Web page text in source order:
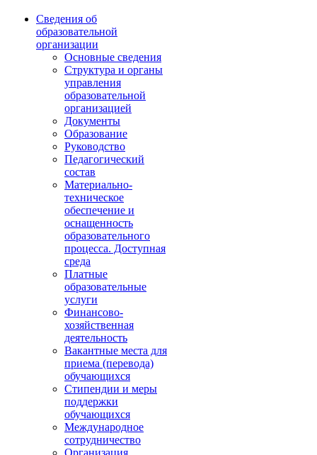
Сведения об
образовательной
организации
Основные сведения
Структура и органы
управления
образовательной
организацией
Документы
Образование
Руководство
Педагогический
состав
Материально-
техническое
обеспечение и
оснащенность
образовательного
процесса. Доступная
среда
Платные
образовательные
услуги
Финансово-
хозяйственная
деятельность
Вакантные места для
приема (перевода)
обучающихся
Стипендии и меры
поддержки
обучающихся
Международное
сотрудничество